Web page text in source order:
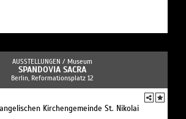
AUSSTELLUNGEN / Museum
SPANDOVIA SACRA
Berlin, Reformationsplatz 12
Kirchengemeinde St. Nikolai